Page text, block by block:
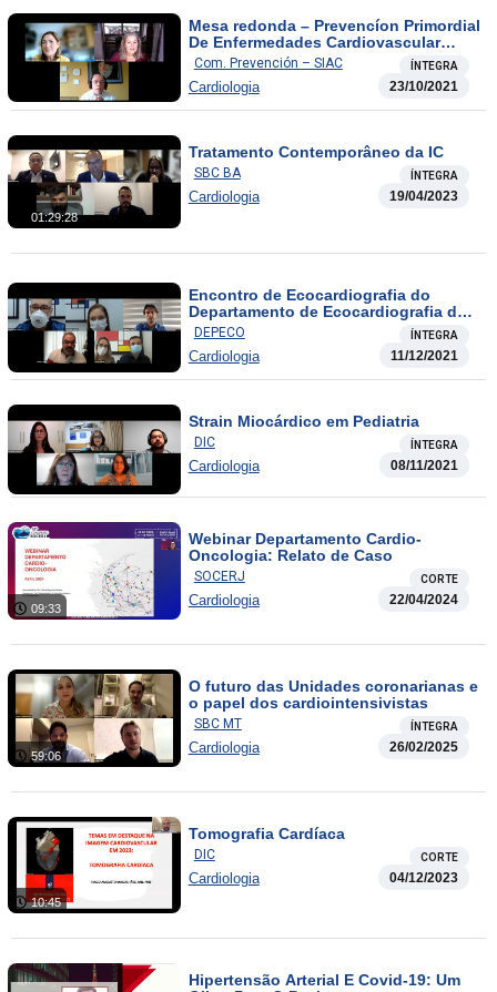
Mesa redonda – Prevencíon Primordial
De Enfermedades Cardiovascular
Desde La Ifancia
Com. Prevención – SIAC ÍNTEGRA
Cardiologia 23/10/2021
01:29:28
Tratamento Contemporâneo da IC
SBC BA ÍNTEGRA
Cardiologia 19/04/2023
Encontro de Ecocardiografia do
Departamento de Ecocardiografia da
SOCERGS
DEPECO ÍNTEGRA
Cardiologia 11/12/2021
Strain Miocárdico em Pediatria
DIC ÍNTEGRA
Cardiologia 08/11/2021
09:33
Webinar Departamento Cardio-
Oncologia: Relato de Caso
SOCERJ CORTE
Cardiologia 22/04/2024
59:06
O futuro das Unidades coronarianas e
o papel dos cardiointensivistas
SBC MT ÍNTEGRA
Cardiologia 26/02/2025
10:45
Tomografia Cardíaca
DIC CORTE
Cardiologia 04/12/2023
Hipertensão Arterial E Covid-19: Um